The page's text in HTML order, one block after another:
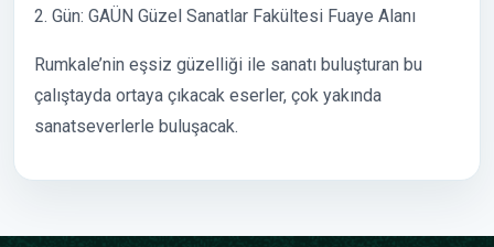
2. Gün: GAÜN Güzel Sanatlar Fakültesi Fuaye Alanı
Rumkale’nin eşsiz güzelliği ile sanatı buluşturan bu
çalıştayda ortaya çıkacak eserler, çok yakında
sanatseverlerle buluşacak.